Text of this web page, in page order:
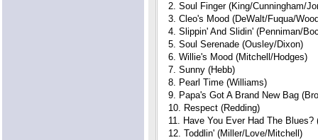
2. Soul Finger (King/Cunningham/
3. Cleo's Mood (DeWalt/Fuqua/
4. Slippin' And Slidin' (Penniman/
5. Soul Serenade (Ousley/Dixon)
6. Willie's Mood (Mitchell/Hodges)
7. Sunny (Hebb)
8. Pearl Time (Williams)
9. Papa's Got A Brand New Bag
10. Respect (Redding)
11. Have You Ever Had The Blues?
12. Toddlin' (Miller/Love/Mitchell)